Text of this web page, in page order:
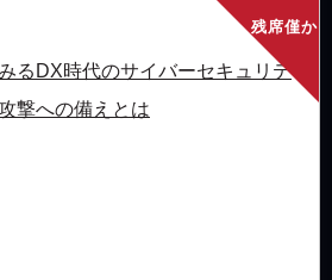
残席僅か
るDX時代のサイバーセキュリテ
撃への備えとは